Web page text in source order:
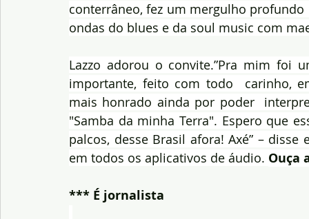
conterrâneo, fez um mergulho
ondas do blues e da soul music com
Lazzo adorou o convite.”Pra mim foi
importante, feito com todo  carinho,
mais honrado ainda por poder
"Samba da minha Terra". Espero que
palcos, desse Brasil afora! Axé” – disse
em todos os aplicativos de áudio. Ouça
*** É jornalista